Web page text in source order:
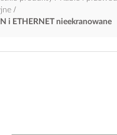
i ETHERNET nieekranowane